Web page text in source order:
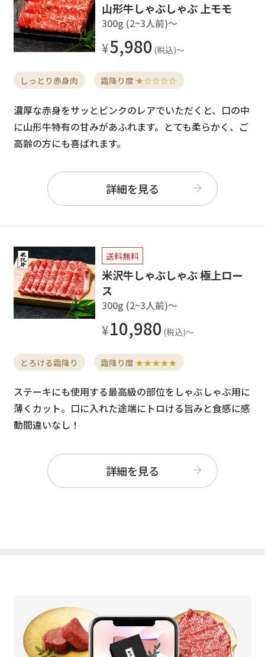
山形牛しゃぶしゃぶ 上モモ
300g (2~3人前)〜
5,980
しっとり赤身肉 霜降り度 ★☆☆☆☆
濃厚な赤身をサッとピンクのレアでいただくと、口の中
に山形牛特有の甘みがあふれます。とても柔らかく、ご
高齢の方にも喜ばれます。
詳細を見る
送料無料
米沢牛しゃぶしゃぶ 極上ロー
ス
300g (2~3人前)〜
10,980
とろける霜降り 霜降り度 ★★★★★
ステーキにも使用する最高級の部位をしゃぶしゃぶ用に
薄くカット。口に入れた途端にトロける旨みと食感に感
動間違いなし！
詳細を見る